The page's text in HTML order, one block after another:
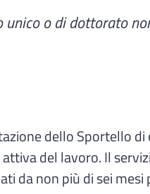
o di dottorato
dello Sportello
del lavoro. Il
da non più di sei mesi